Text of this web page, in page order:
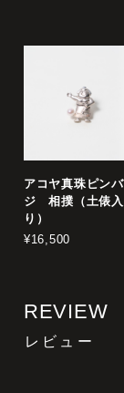
アコヤ真珠ピン
ジ 相撲（土俵入
り）
¥16,500
REVIEW
レビュー